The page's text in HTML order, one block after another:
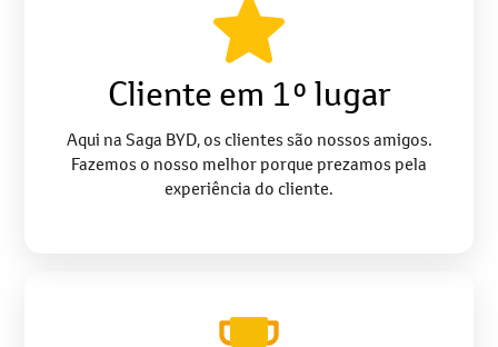
Cliente em 1º lugar
Aqui na Saga BYD, os clientes são nossos amigos.
Fazemos o nosso melhor porque prezamos pela
experiência do cliente.